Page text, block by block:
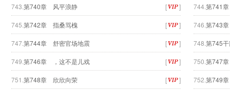
743. 第740章 风平浪静 [ ] 744. 第741
745. 第742章 指桑骂槐 [ ] 746. 第743
747.第744章 舒密官场地震 [ ] 748. 第745
749. 第746章 ，这不是儿戏 [ ] 750. 第747
751. 第748章 欣欣向荣 [ ] 752. 第749